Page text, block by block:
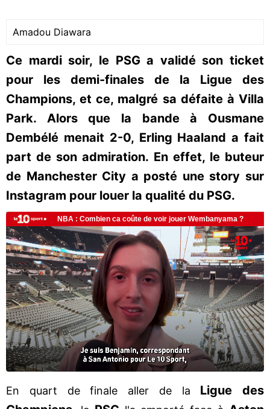
Amadou Diawara
Ce mardi soir, le PSG a validé son ticket
pour les demi-finales de la Ligue des
Champions, et ce, malgré sa défaite à Villa
Park. Alors que la bande à Ousmane
Dembélé menait 2-0, Erling Haaland a fait
part de son admiration. En effet, le buteur
de Manchester City a posté une story sur
Instagram pour louer la qualité du PSG.
En quart de finale aller de la Ligue des